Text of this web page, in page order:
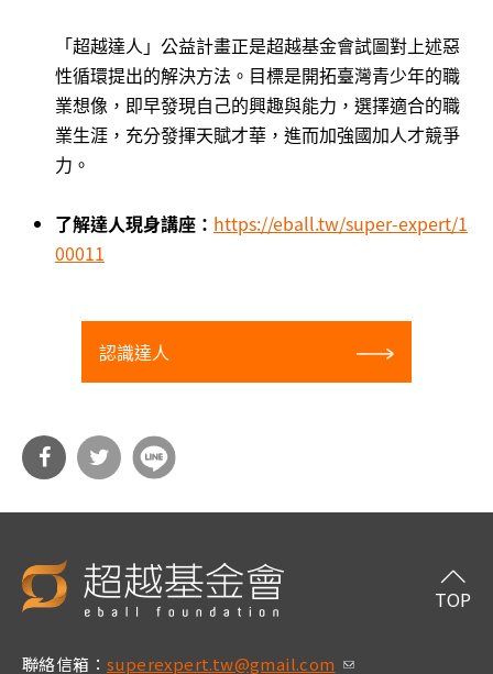
「超越達人」公益計畫正是超越基金會試圖對上述惡
性循環提出的解決方法。目標是開拓臺灣青少年的職
業想像，即早發現自己的興趣與能力，選擇適合的職
業生涯，充分發揮天賦才華，進而加強國加人才競爭
力。
了解達人現身講座： https://eball.tw/super-expert/1
00011
認識達人
cebo
witt
聯絡信箱： superexpert.tw@gmail.com (link sends e-m
TOP